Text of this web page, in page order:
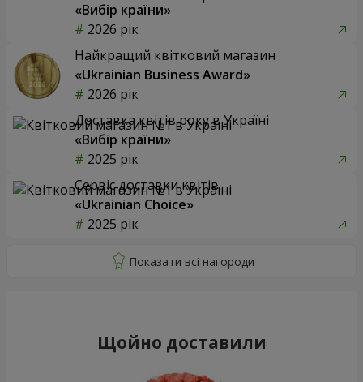
«Вибір країни»
2026 рік
Найкращий квітковий магазин
«Ukrainian Business Award»
2026 рік
Доставка квітів року в Україні
«Вибір країни»
2025 рік
Сервіс доставки квітів
«Ukrainian Choice»
2025 рік
Щойно доставили